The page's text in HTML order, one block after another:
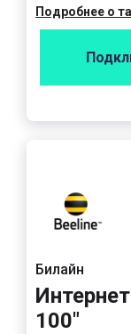
Подробнее о
Билайн
100"